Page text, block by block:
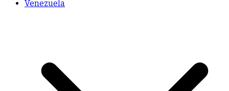
Venezuela